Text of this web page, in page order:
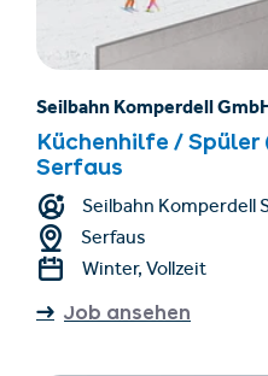
Seilbahn Komperdell
Küchenhilfe /
Serfaus
Seilbahn Komperdell
Serfaus
Winter, Vollzeit
Job ansehen